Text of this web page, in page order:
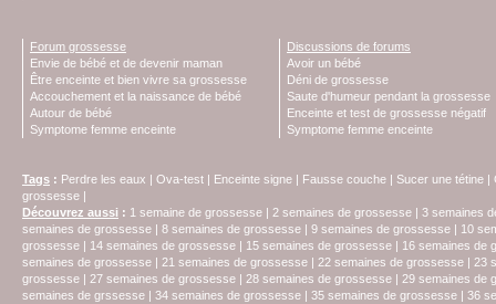
Forum grossesse
Envie de bébé et de devenir maman
Être enceinte et bien vivre sa grossesse
Accouchement et la naissance de bébé
Autour de bébé
Symptome femme enceinte
Discussions de forums
Avoir un bébé
Déni de grossesse
Saute d'humeur pendant la grossesse
Enceinte et test de grossesse négatif
Symptome femme enceinte
Tags : Perdre les eaux | Ova-test | Enceinte signe | Fausse couche | Sucer une tétine |
grossesse |
Découvrez aussi : 1 semaine de grossesse | 2 semaines de grossesse | 3 semaines
semaines de grossesse | 8 semaines de grossesse | 9 semaines de grossesse | 10
grossesse | 14 semaines de grossesse | 15 semaines de grossesse | 16 semaines de
semaines de grossesse | 21 semaines de grossesse | 22 semaines de grossesse | 23
grossesse | 27 semaines de grossesse | 28 semaines de grossesse | 29 semaines de
semaines de grssesse | 34 semaines de grossesse | 35 semaines de grossesse | 36